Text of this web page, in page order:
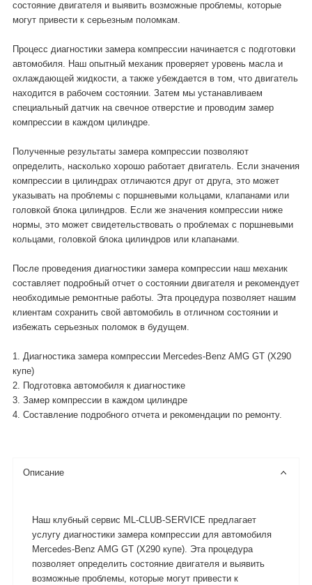
состояние двигателя и выявить возможные проблемы, которые
могут привести к серьезным поломкам.
Процесс диагностики замера компрессии начинается с подготовки
автомобиля. Наш опытный механик проверяет уровень масла и
охлаждающей жидкости, а также убеждается в том, что двигатель
находится в рабочем состоянии. Затем мы устанавливаем
специальный датчик на свечное отверстие и проводим замер
компрессии в каждом цилиндре.
Полученные результаты замера компрессии позволяют
определить, насколько хорошо работает двигатель. Если значения
компрессии в цилиндрах отличаются друг от друга, это может
указывать на проблемы с поршневыми кольцами, клапанами или
головкой блока цилиндров. Если же значения компрессии ниже
нормы, это может свидетельствовать о проблемах с поршневыми
кольцами, головкой блока цилиндров или клапанами.
После проведения диагностики замера компрессии наш механик
составляет подробный отчет о состоянии двигателя и рекомендует
необходимые ремонтные работы. Эта процедура позволяет нашим
клиентам сохранить свой автомобиль в отличном состоянии и
избежать серьезных поломок в будущем.
1. Диагностика замера компрессии Mercedes-Benz AMG GT (X290
купе)
2. Подготовка автомобиля к диагностике
3. Замер компрессии в каждом цилиндре
4. Составление подробного отчета и рекомендации по ремонту.
Описание
Наш клубный сервис ML-CLUB-SERVICE предлагает
услугу диагностики замера компрессии для автомобиля
Mercedes-Benz AMG GT (X290 купе). Эта процедура
позволяет определить состояние двигателя и выявить
возможные проблемы, которые могут привести к